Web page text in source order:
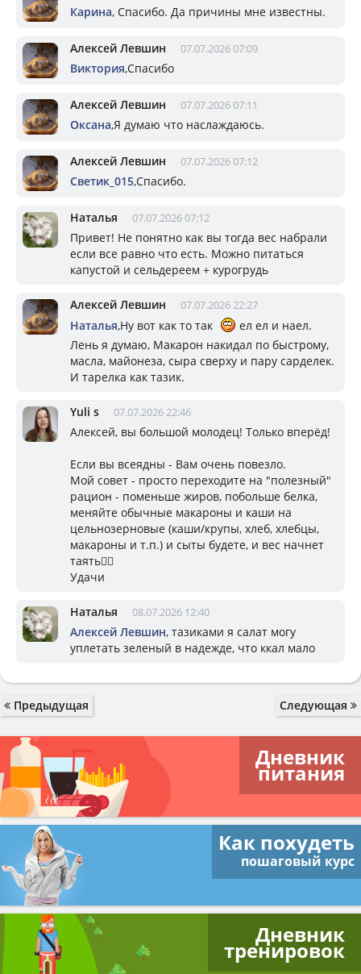
Карина, Спасибо. Да причины мне известны.
Алексей Левшин 07.07.2026 07:09
Виктория,Спасибо
Алексей Левшин 07.07.2026 07:11
Оксана,Я думаю что наслаждаюсь.
Алексей Левшин 07.07.2026 07:12
Светик_015,Спасибо.
Наталья 07.07.2026 07:12
Привет! Не понятно как вы тогда вес набрали
если все равно что есть. Можно питаться
капустой и сельдереем + курогрудь
Алексей Левшин 07.07.2026 22:27
Наталья,Ну вот как то так
ел ел и наел.
Лень я думаю, Макарон накидал по быстрому,
масла, майонеза, сыра сверху и пару сарделек.
И тарелка как тазик.
Yuli s 07.07.2026 22:46
Алексей, вы большой молодец! Только вперёд!
Если вы всеядны - Вам очень повезло.
Мой совет - просто переходите на "полезный"
рацион - поменьше жиров, побольше белка,
меняйте обычные макароны и каши на
цельнозерновые (каши/крупы, хлеб, хлебцы,
макароны и т.п.) и сыты будете, и вес начнет
таять👍🏻
Удачи
Наталья 08.07.2026 12:40
Алексей Левшин, тазиками я салат могу
уплетать зеленый в надежде, что ккал мало
Предыдущая Следующая
Дневник
питания
Как похудеть
пошаговый курс
Дневник
тренировок